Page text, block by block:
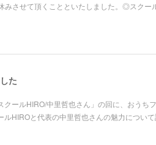
みさせて頂くことといたしました。◎スク
た
ールHIRO/中里哲也さん」の回に、おうち
ルHIROと代表の中里哲也さんの魅力につい